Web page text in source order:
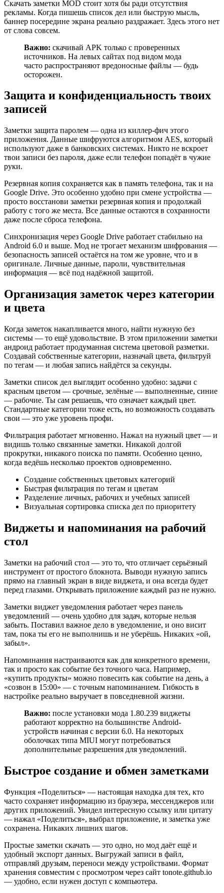
Скачать заметки MOD стоит хотя бы ради отсутствия
рекламы. Когда пишешь список дел или быструю мысль,
баннер посередине экрана реально раздражает. Здесь этого нет
от слова совсем.
Важно: скачивай APK только с проверенных
источников. На левых сайтах под видом мода
часто распространяют вредоносные файлы — будь
осторожен.
Защита и конфиденциальность твоих
записей
Заметки защита паролем — одна из киллер-фич этого
приложения. Данные шифруются алгоритмом AES, который
используют даже в банковских системах. Никто не вскроет
твои записи без пароля, даже если телефон попадёт в чужие
руки.
Резервная копия сохраняется как в память телефона, так и на
Google Drive. Это особенно удобно при смене устройства —
просто восстанови заметки резервная копия и продолжай
работу с того же места. Все данные остаются в сохранности
даже после сброса телефона.
Синхронизация через Google Drive работает стабильно на
Android 6.0 и выше. Мод не трогает механизм шифрования —
безопасность записей остаётся на том же уровне, что и в
оригинале. Личные данные, пароли, чувствительная
информация — всё под надёжной защитой.
Организация заметок через категории
и цвета
Когда заметок накапливается много, найти нужную без
системы — то ещё удовольствие. В этом приложении заметки
андроид работает продуманная система цветовой разметки.
Создавай собственные категории, назначай цвета, фильтруй
по тегам — и любая запись найдётся за секунды.
Заметки список дел выглядит особенно удобно: задачи с
красным цветом — срочные, зелёные — выполненные, синие
— рабочие. Ты сам решаешь, что означает каждый цвет.
Стандартные категории тоже есть, но возможность создавать
свои — это уже уровень профи.
Фильтрация работает мгновенно. Нажал на нужный цвет — и
видишь только связанные заметки. Никакой долгой
прокрутки, никакого поиска по памяти. Особенно ценно,
когда ведёшь несколько проектов одновременно.
Создание собственных цветовых категорий
Быстрая фильтрация по тегам и цветам
Разделение личных, рабочих и учебных записей
Визуальная сортировка списка дел по приоритету
Виджеты и напоминания на рабочий
стол
Заметки на рабочий стол — это то, что отличает серьёзный
инструмент от простого блокнота. Выводи нужную запись
прямо на главный экран в виде виджета, и она всегда будет
перед глазами. Открывать приложение каждый раз не нужно.
Заметки виджет уведомления работает через панель
уведомлений — очень удобно для задач, которые нельзя
забыть. Поставил важное дело в уведомление, и оно висит
там, пока ты его не выполнишь и не уберёшь. Никаких «ой,
забыл».
Напоминания настраиваются как для конкретного времени,
так и просто как событие без точного часа. Например,
«купить продукты» можно повесить как событие на день, а
«созвон в 15:00» — с точным напоминанием. Гибкость в
настройке реально выручает в повседневной жизни.
Важно: после установки мода 1.80.239 виджеты
работают корректно на большинстве Android-
устройств начиная с версии 6.0. На некоторых
оболочках типа MIUI могут потребоваться
дополнительные разрешения для уведомлений.
Быстрое создание и обмен заметками
Функция «Поделиться» — настоящая находка для тех, кто
часто сохраняет информацию из браузера, мессенджеров или
других приложений. Увидел интересную ссылку или цитату
— нажал «Поделиться», выбрал приложение, и заметка уже
сохранена. Никаких лишних шагов.
Простые заметки скачать — это одно, но мод даёт ещё и
удобный экспорт данных. Выгружай записи в файл,
отправляй друзьям, переноси между устройствами. Формат
хранения совместим с просмотром через сайт tonote.github.io
— удобно, если нужен доступ с компьютера.